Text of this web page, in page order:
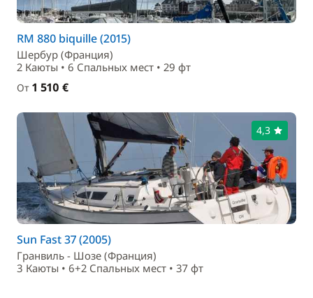
RM 880 biquille (2015)
Шербур (Франция)
2 Каюты • 6 Спальныx мест • 29 фт
От 1 510 €
4,3
Sun Fast 37 (2005)
Гранвиль - Шозе (Франция)
3 Каюты • 6+2 Спальныx мест • 37 фт